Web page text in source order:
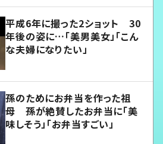
平成6年に撮った2ショット 30
年後の姿に…「美男美女」「こん
な夫婦になりたい」
孫のためにお弁当を作った祖
母 孫が絶賛したお弁当に「美
味しそう」「お弁当すごい」